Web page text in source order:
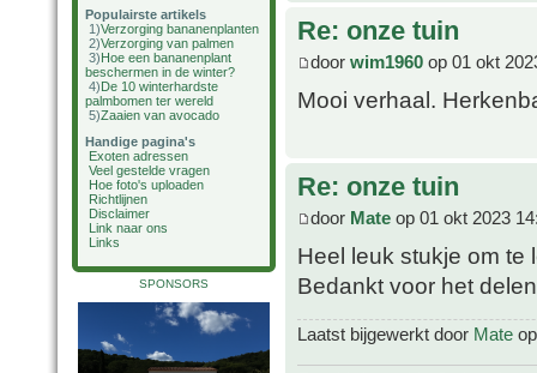
Populairste artikels
1)Verzorging bananenplanten
2)Verzorging van palmen
3)Hoe een bananenplant
beschermen in de winter?
4)De 10 winterhardste
palmbomen ter wereld
5)Zaaien van avocado
Handige pagina's
Exoten adressen
Veel gestelde vragen
Hoe foto's uploaden
Richtlijnen
Disclaimer
Link naar ons
Links
SPONSORS
Re: onze tuin
door wim1960 op 01 okt
Mooi verhaal.
Re: onze tuin
door Mate op 01 okt 2023
Heel leuk stukje om te
Bedankt voor het
Laatst bijgewerkt door Mate